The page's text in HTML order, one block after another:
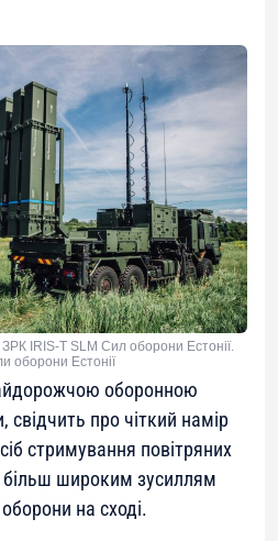
IRIS-T SLM Сил оборони Естонії.
оборони Естонії
оборонною
свідчить про чіткий намір
стримування повітряних
більш широким зусиллям
на сході.